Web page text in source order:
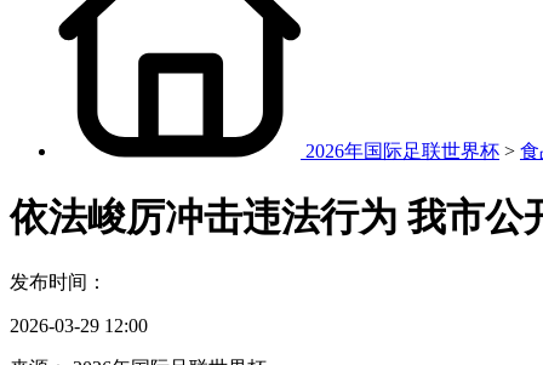
2026年国际足联世界杯 > 食
依法峻厉冲击违法行为 我市公
发布时间：
2026-03-29 12:00